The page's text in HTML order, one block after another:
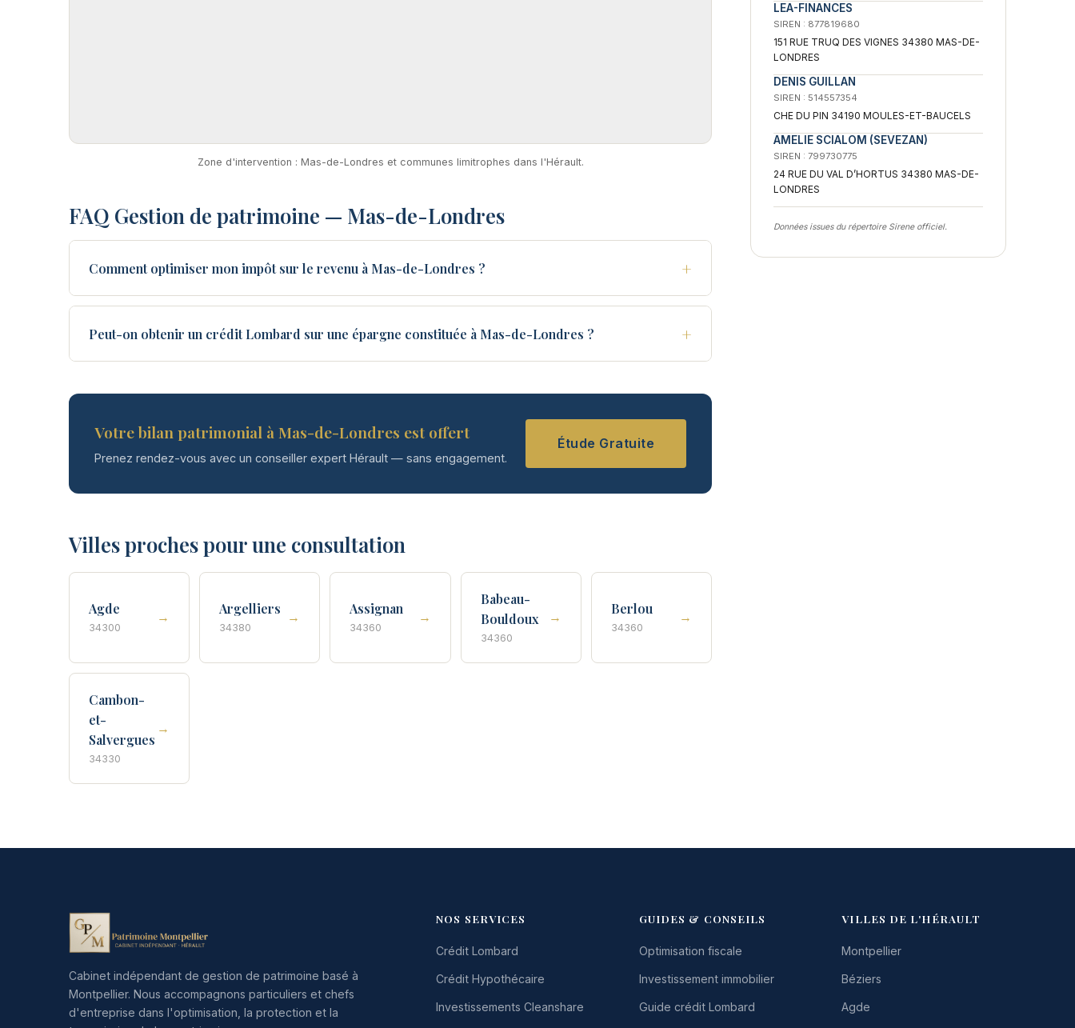
Zone d'intervention : Mas-de-Londres et communes limitrophes dans l'Hérault.
FAQ Gestion de patrimoine — Mas-de-Londres
Comment optimiser mon impôt sur le revenu à Mas-de-Londres ? +
Peut-on obtenir un crédit Lombard sur une épargne constituée à Mas-de-Londres ? +
Votre bilan patrimonial à Mas-de-Londres est offert
Prenez rendez-vous avec un conseiller expert Hérault — sans engagement.
Étude Gratuite
Villes proches pour une consultation
Agde
34300
→
Argelliers
34380
→
Assignan
34360
→
Babeau-
Bouldoux
34360
→
Berlou
34360
→
Cambon-
et-
Salvergues
34330
→
LEA-FINANCES
SIREN : 877819680
151 RUE TRUQ DES VIGNES 34380 MAS-DE-
LONDRES
DENIS GUILLAN
SIREN : 514557354
CHE DU PIN 34190 MOULES-ET-BAUCELS
AMELIE SCIALOM (SEVEZAN)
SIREN : 799730775
24 RUE DU VAL D’HORTUS 34380 MAS-DE-
LONDRES
Données issues du répertoire Sirene officiel.
Cabinet indépendant de gestion de patrimoine basé à
Montpellier. Nous accompagnons particuliers et chefs
d'entreprise dans l'optimisation, la protection et la
NOS SERVICES
Crédit Lombard
Crédit Hypothécaire
Investissements Cleanshare
GUIDES & CONSEILS
Optimisation fiscale
Investissement immobilier
Guide crédit Lombard
VILLES DE L'HÉRAULT
Montpellier
Béziers
Agde